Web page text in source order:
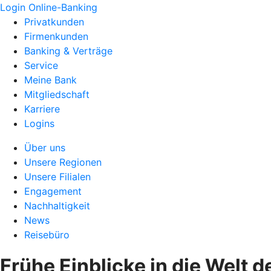
Login Online-Banking
Privatkunden
Firmenkunden
Banking & Verträge
Service
Meine Bank
Mitgliedschaft
Karriere
Logins
Über uns
Unsere Regionen
Unsere Filialen
Engagement
Nachhaltigkeit
News
Reisebüro
Frühe Einblicke in die Welt